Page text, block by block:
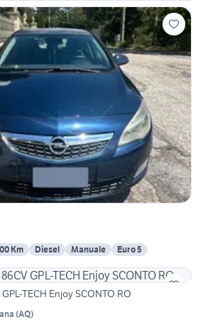
Km Diesel Manuale
Euro 5
TECH Enjoy SCONTO RO
(AQ)